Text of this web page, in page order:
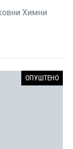
Химни
ОПУШТЕНО